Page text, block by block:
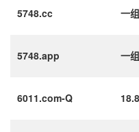
5748.cc 一
5748.app 一
6011.com-Q